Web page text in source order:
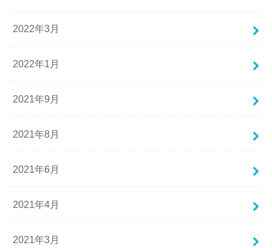
2022年3月
2022年1月
2021年9月
2021年8月
2021年6月
2021年4月
2021年3月